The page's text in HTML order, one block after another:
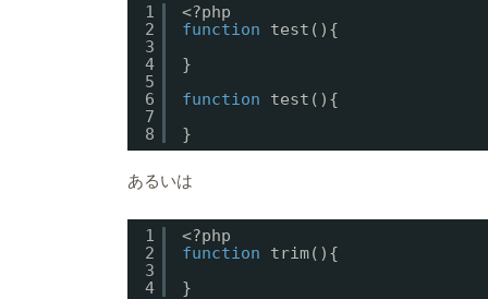
1
2
3
4
5
6
7
8
<?php
function
test(){
}
function
test(){
}
あるいは
1
2
3
4
<?php
function
trim(){
}